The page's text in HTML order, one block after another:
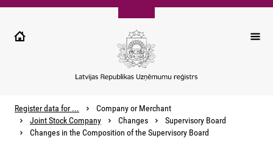
Pārlekt
galveno
Register data for ...
Company or Merchant
Joint Stock Company
Changes
Supervisory Board
Changes in the Composition of the Supervisory Board